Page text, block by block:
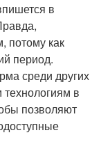
в
потому как
период.
среди других
в
позволяют